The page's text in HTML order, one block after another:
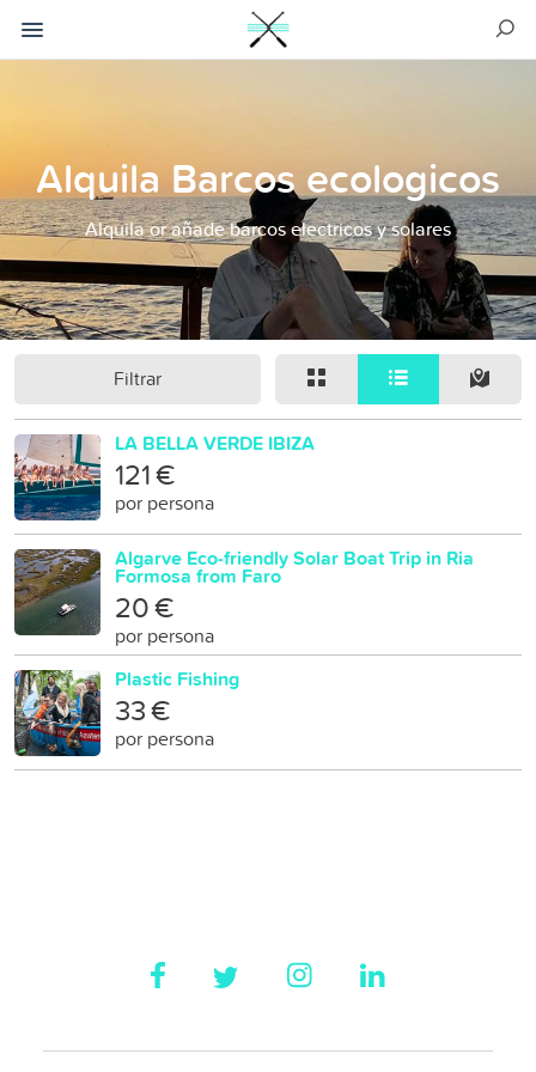
Alquila Barcos ecologicos
Alquila or añade barcos electricos y solares
Filtrar
LA BELLA VERDE IBIZA
121 €
por persona
Algarve Eco-friendly Solar Boat Trip in Ria
Formosa from Faro
20 €
por persona
Plastic Fishing
33 €
por persona